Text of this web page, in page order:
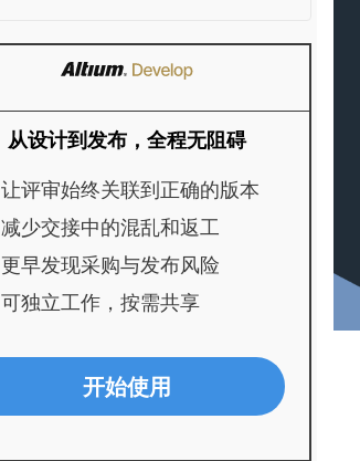
从设计到发布，全程无阻碍
让评审始终关联到正确的版本
减少交接中的混乱和返工
更早发现采购与发布风险
可独立工作，按需共享
开始使用